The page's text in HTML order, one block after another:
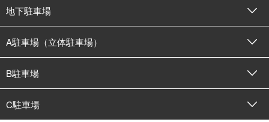
地下駐車場
A駐車場（立体駐車場）
B駐車場
C駐車場